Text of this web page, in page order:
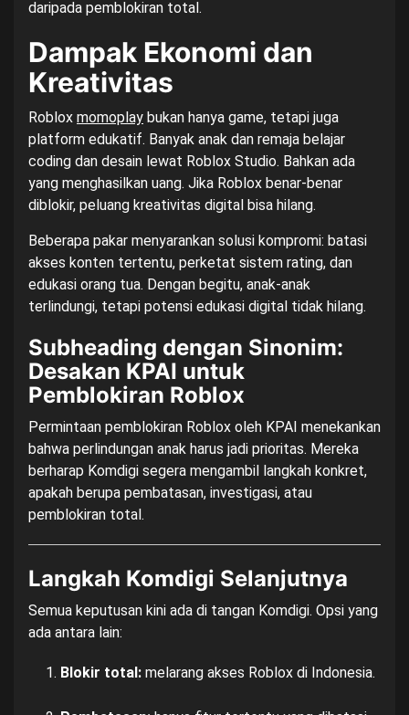
daripada pemblokiran total.
Dampak Ekonomi dan
Kreativitas
Roblox momoplay bukan hanya game, tetapi juga
platform edukatif. Banyak anak dan remaja belajar
coding dan desain lewat Roblox Studio. Bahkan ada
yang menghasilkan uang. Jika Roblox benar-benar
diblokir, peluang kreativitas digital bisa hilang.
Beberapa pakar menyarankan solusi kompromi: batasi
akses konten tertentu, perketat sistem rating, dan
edukasi orang tua. Dengan begitu, anak-anak
terlindungi, tetapi potensi edukasi digital tidak hilang.
Subheading dengan Sinonim:
Desakan KPAI untuk
Pemblokiran Roblox
Permintaan pemblokiran Roblox oleh KPAI menekankan
bahwa perlindungan anak harus jadi prioritas. Mereka
berharap Komdigi segera mengambil langkah konkret,
apakah berupa pembatasan, investigasi, atau
pemblokiran total.
Langkah Komdigi Selanjutnya
Semua keputusan kini ada di tangan Komdigi. Opsi yang
ada antara lain:
Blokir total: melarang akses Roblox di Indonesia.